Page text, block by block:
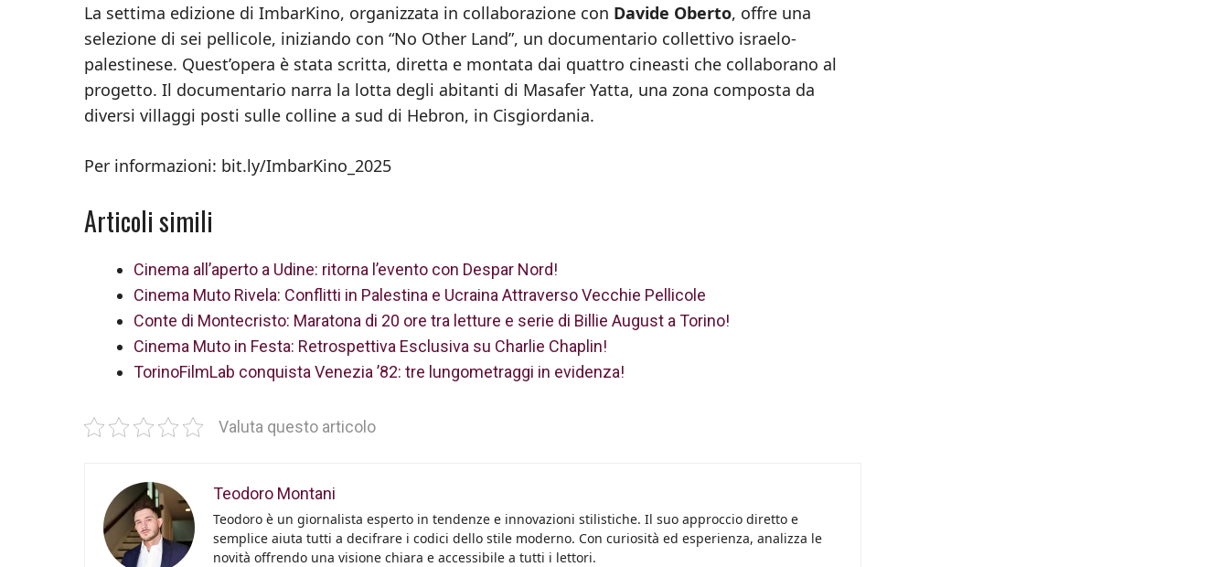
La settima edizione di ImbarKino, organizzata in collaborazione con Davide Oberto, offre una
selezione di sei pellicole, iniziando con “No Other Land”, un documentario collettivo israelo-
palestinese. Quest’opera è stata scritta, diretta e montata dai quattro cineasti che collaborano al
progetto. Il documentario narra la lotta degli abitanti di Masafer Yatta, una zona composta da
diversi villaggi posti sulle colline a sud di Hebron, in Cisgiordania.
Per informazioni: bit.ly/ImbarKino_2025
Articoli simili
Cinema all’aperto a Udine: ritorna l’evento con Despar Nord!
Cinema Muto Rivela: Conflitti in Palestina e Ucraina Attraverso Vecchie Pellicole
Conte di Montecristo: Maratona di 20 ore tra letture e serie di Billie August a Torino!
Cinema Muto in Festa: Retrospettiva Esclusiva su Charlie Chaplin!
TorinoFilmLab conquista Venezia ’82: tre lungometraggi in evidenza!
Valuta questo articolo
Teodoro Montani
Teodoro è un giornalista esperto in tendenze e innovazioni stilistiche. Il suo approccio diretto e
semplice aiuta tutti a decifrare i codici dello stile moderno. Con curiosità ed esperienza, analizza le
novità offrendo una visione chiara e accessibile a tutti i lettori.